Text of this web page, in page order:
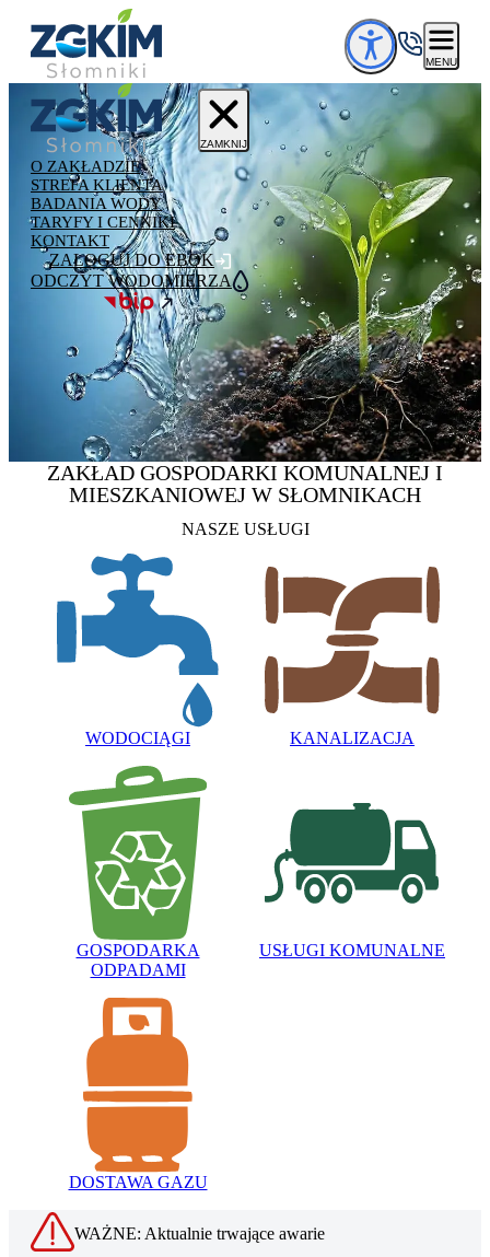
Przejdź do treści
MENU
ZAMKNIJ
O ZAKŁADZIE
STREFA KLIENTA
BADANIA WODY
TARYFY I CENNIKI
KONTAKT
ZALOGUJ DO EBOK
ODCZYT WODOMIERZA
ZAKŁAD GOSPODARKI KOMUNALNEJ I
MIESZKANIOWEJ W SŁOMNIKACH
NASZE USŁUGI
WODOCIĄGI KANALIZACJA
GOSPODARKA
ODPADAMI
USŁUGI KOMUNALNE
DOSTAWA GAZU
WAŻNE: Aktualnie trwające awarie